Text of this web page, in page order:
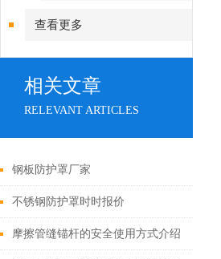
查看更多
相关文章
RELEVANT ARTICLES
钢板防护罩厂家
不锈钢防护罩时时报价
摩擦管缝锚杆的安全使用方式介绍